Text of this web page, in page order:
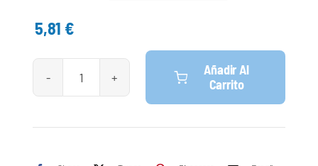
5,81 €
Rodillo
Ø50
Añadir Al
Carrito